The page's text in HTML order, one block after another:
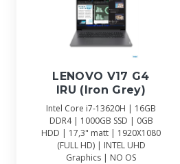
LENOVO V17 G4
IRU (Iron Grey)
Intel Core i7-13620H | 16GB
DDR4 | 1000GB SSD | 0GB
HDD | 17,3" matt | 1920X1080
(FULL HD) | INTEL UHD
Graphics | NO OS